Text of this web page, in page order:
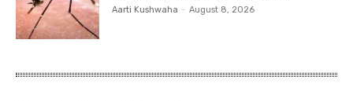
Aarti Kushwaha - August 8, 2026